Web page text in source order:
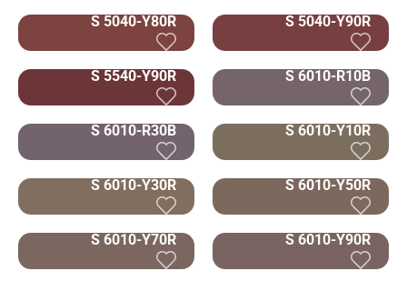
S 5040-Y80R S 5040-Y90R
S 5540-Y90R S 6010-R10B
S 6010-R30B S 6010-Y10R
S 6010-Y30R S 6010-Y50R
S 6010-Y70R S 6010-Y90R